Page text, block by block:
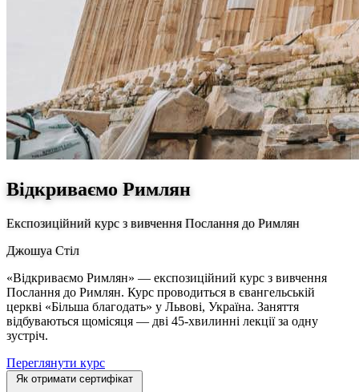
Відкриваємо Римлян
Експозиційний курс з вивчення Послання до Римлян
Джошуа Стіл
«Відкриваємо Римлян» — експозиційний курс з вивчення
Послання до Римлян. Курс проводиться в євангельській
церкві «Більша благодать» у Львові, Україна. Заняття
відбуваються щомісяця — дві 45-хвилинні лекції за одну
зустріч.
Переглянути курс
Як отримати сертифікат